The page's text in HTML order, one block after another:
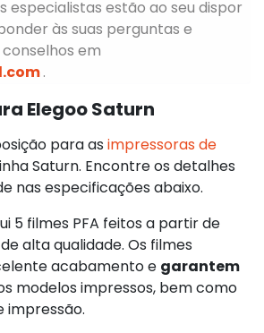
especialistas estão ao seu dispor
às suas perguntas e
em
.
Elegoo Saturn
para as impressoras de
Saturn. Encontre os detalhes
nas especificações abaixo.
5 filmes PFA feitos a partir de
alta qualidade. Os filmes
acabamento e garantem
modelos impressos, bem como
impressão.